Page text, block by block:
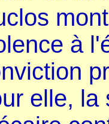
à
elle, la